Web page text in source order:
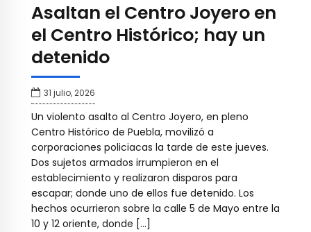
Asaltan el Centro Joyero en
el Centro Histórico; hay un
detenido
31 julio, 2026
Un violento asalto al Centro Joyero, en pleno
Centro Histórico de Puebla, movilizó a
corporaciones policiacas la tarde de este jueves.
Dos sujetos armados irrumpieron en el
establecimiento y realizaron disparos para
escapar; donde uno de ellos fue detenido. Los
hechos ocurrieron sobre la calle 5 de Mayo entre la
10 y 12 oriente, donde […]